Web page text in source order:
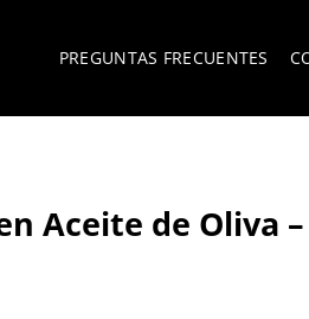
PREGUNTAS FRECUENTES
Aceite de Oliva –